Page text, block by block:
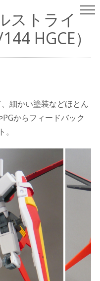
らない
）
ストライ
HGCE）
細かい塗装などほとん
からフィードバック